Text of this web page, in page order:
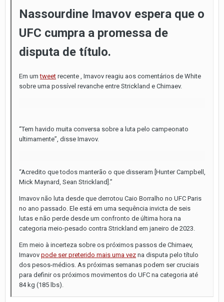
Nassourdine Imavov espera que o
UFC cumpra a promessa de
disputa de título.
Em um tweet recente , Imavov reagiu aos comentários de White
sobre uma possível revanche entre Strickland e Chimaev.
“Tem havido muita conversa sobre a luta pelo campeonato
ultimamente”, disse Imavov.
“Acredito que todos manterão o que disseram [Hunter Campbell,
Mick Maynard, Sean Strickland].”
Imavov não luta desde que derrotou Caio Borralho no UFC Paris
no ano passado. Ele está em uma sequência invicta de seis
lutas e não perde desde um confronto de última hora na
categoria meio-pesado contra Strickland em janeiro de 2023.
Em meio à incerteza sobre os próximos passos de Chimaev,
Imavov pode ser preterido mais uma vez na disputa pelo título
dos pesos-médios. As próximas semanas podem ser cruciais
para definir os próximos movimentos do UFC na categoria até
84 kg (185 lbs).